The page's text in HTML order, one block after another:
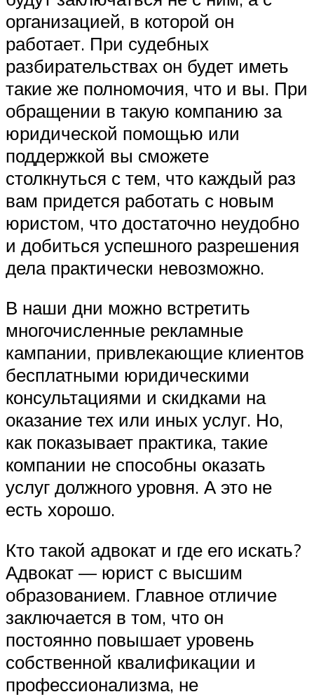
организацией, в которой он
работает. При судебных
разбирательствах он будет иметь
такие же полномочия, что и вы. При
обращении в такую компанию за
юридической помощью или
поддержкой вы сможете
столкнуться с тем, что каждый раз
вам придется работать с новым
юристом, что достаточно неудобно
и добиться успешного разрешения
дела практически невозможно.
В наши дни можно встретить
многочисленные рекламные
кампании, привлекающие клиентов
бесплатными юридическими
консультациями и скидками на
оказание тех или иных услуг. Но,
как показывает практика, такие
компании не способны оказать
услуг должного уровня. А это не
есть хорошо.
Кто такой адвокат и где его искать?
Адвокат — юрист с высшим
образованием. Главное отличие
заключается в том, что он
постоянно повышает уровень
собственной квалификации и
профессионализма, не